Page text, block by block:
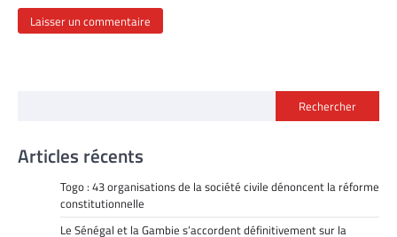
Rechercher
Articles récents
Togo : 43 organisations de la société civile dénoncent la réforme
constitutionnelle
Le Sénégal et la Gambie s’accordent définitivement sur la